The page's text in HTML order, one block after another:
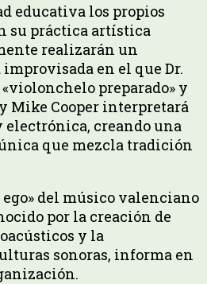
educativa los propios
su práctica artística
realizarán un
en el que Dr.
preparado» y
Mike Cooper interpretará
creando una
que mezcla tradición
ego» del músico valenciano
por la creación de
y la
sonoras, informa en